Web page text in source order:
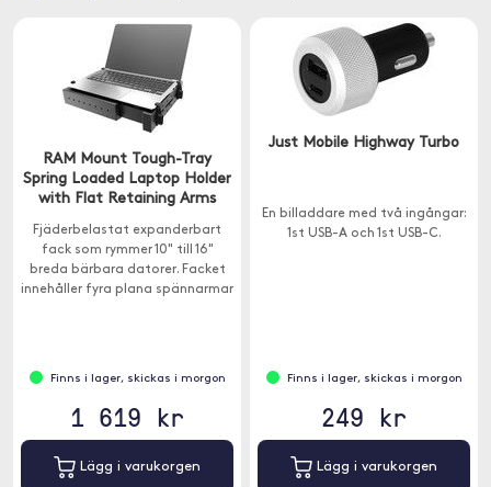
RAM Mount Tough-Tray
Spring Loaded Laptop Holder
with Flat Retaining Arms
Fjäderbelastat expanderbart
fack som rymmer 10" till 16"
breda bärbara datorer. Facket
innehåller fyra plana spännarmar
Finns i lager, skickas i morgon
1 619 kr
Lägg i varukorgen
Just Mobile Highway Turbo
En billaddare med två ingångar:
1st USB-A och 1st USB-C.
Finns i lager, skickas i morgon
249 kr
Lägg i varukorgen